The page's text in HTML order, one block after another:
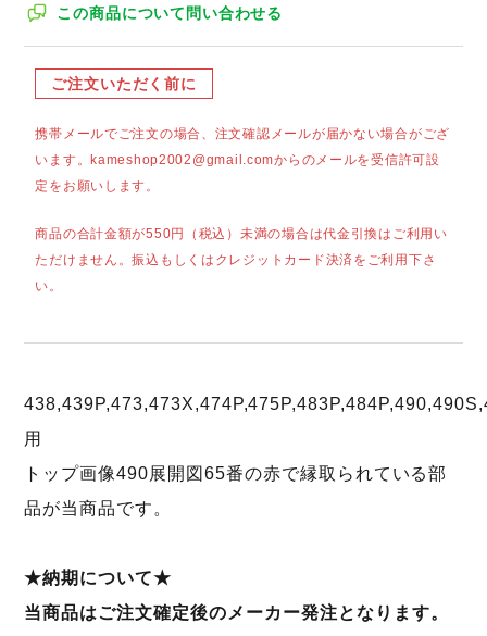
この商品について問い合わせる
ご注文いただく前に
携帯メールでご注文の場合、注文確認メールが届かない場合がござ
います。kameshop2002@gmail.comからのメールを受信許可設
定をお願いします。
商品の合計金額が550円（税込）未満の場合は代金引換はご利用い
ただけません。振込もしくはクレジットカード決済をご利用下さ
い。
用
トップ画像490展開図65番の赤で縁取られている部
品が当商品です。
★納期について★
当商品はご注文確定後のメーカー発注となります。